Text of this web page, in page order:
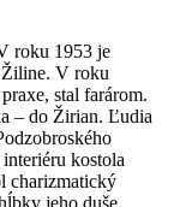
roku 1953 je
Žiline. V roku
stal farárom.
– do Žirian. Ľudia
kostola
charizmatický
jeho duše,